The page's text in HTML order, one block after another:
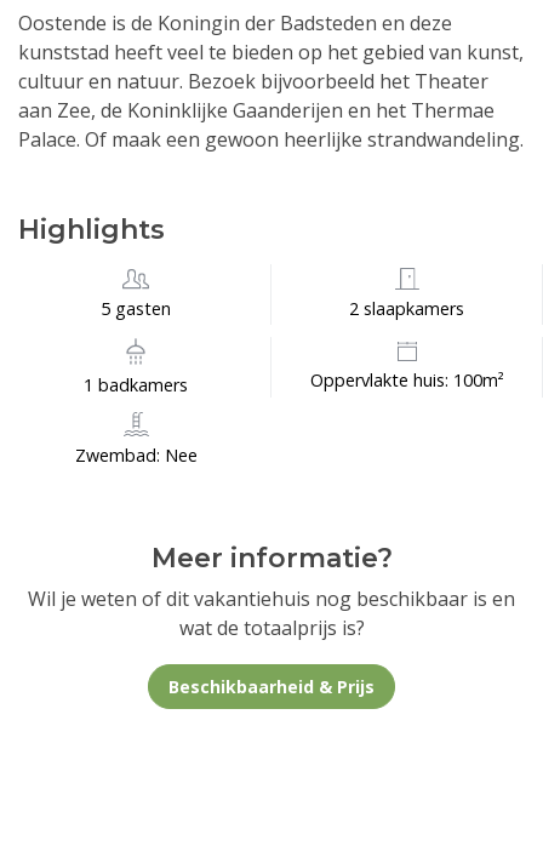
Oostende is de Koningin der Badsteden en deze
kunststad heeft veel te bieden op het gebied van kunst,
cultuur en natuur. Bezoek bijvoorbeeld het Theater
aan Zee, de Koninklijke Gaanderijen en het Thermae
Palace. Of maak een gewoon heerlijke strandwandeling.
Highlights
5 gasten 2 slaapkamers
1 badkamers Oppervlakte huis: 100m²
Zwembad: Nee
Meer informatie?
Wil je weten of dit vakantiehuis nog beschikbaar is en
wat de totaalprijs is?
Beschikbaarheid & Prijs